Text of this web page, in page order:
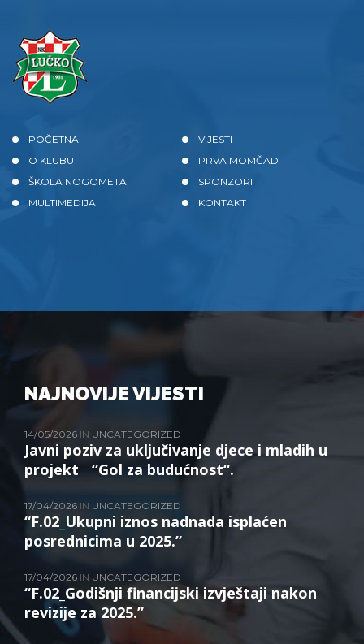
POČETNA
VIJESTI
O KLUBU
PRVA MOMČAD
ŠKOLA NOGOMETA
SPONZORI
MULTIMEDIJA
KONTAKT
NAJNOVIJE VIJESTI
14/05/2026 IN UNCATEGORIZED
Javni poziv za uključivanje djece i mladih u
projekt “Gol za budućnost“.
17/04/2026 IN UNCATEGORIZED
“F.02_Ukupni iznos nadnada isplaćen
posrednicima u 2025.”
17/04/2026 IN UNCATEGORIZED
“F.02_Godišnji financijski izvještaji nakon
revizije za 2025.”